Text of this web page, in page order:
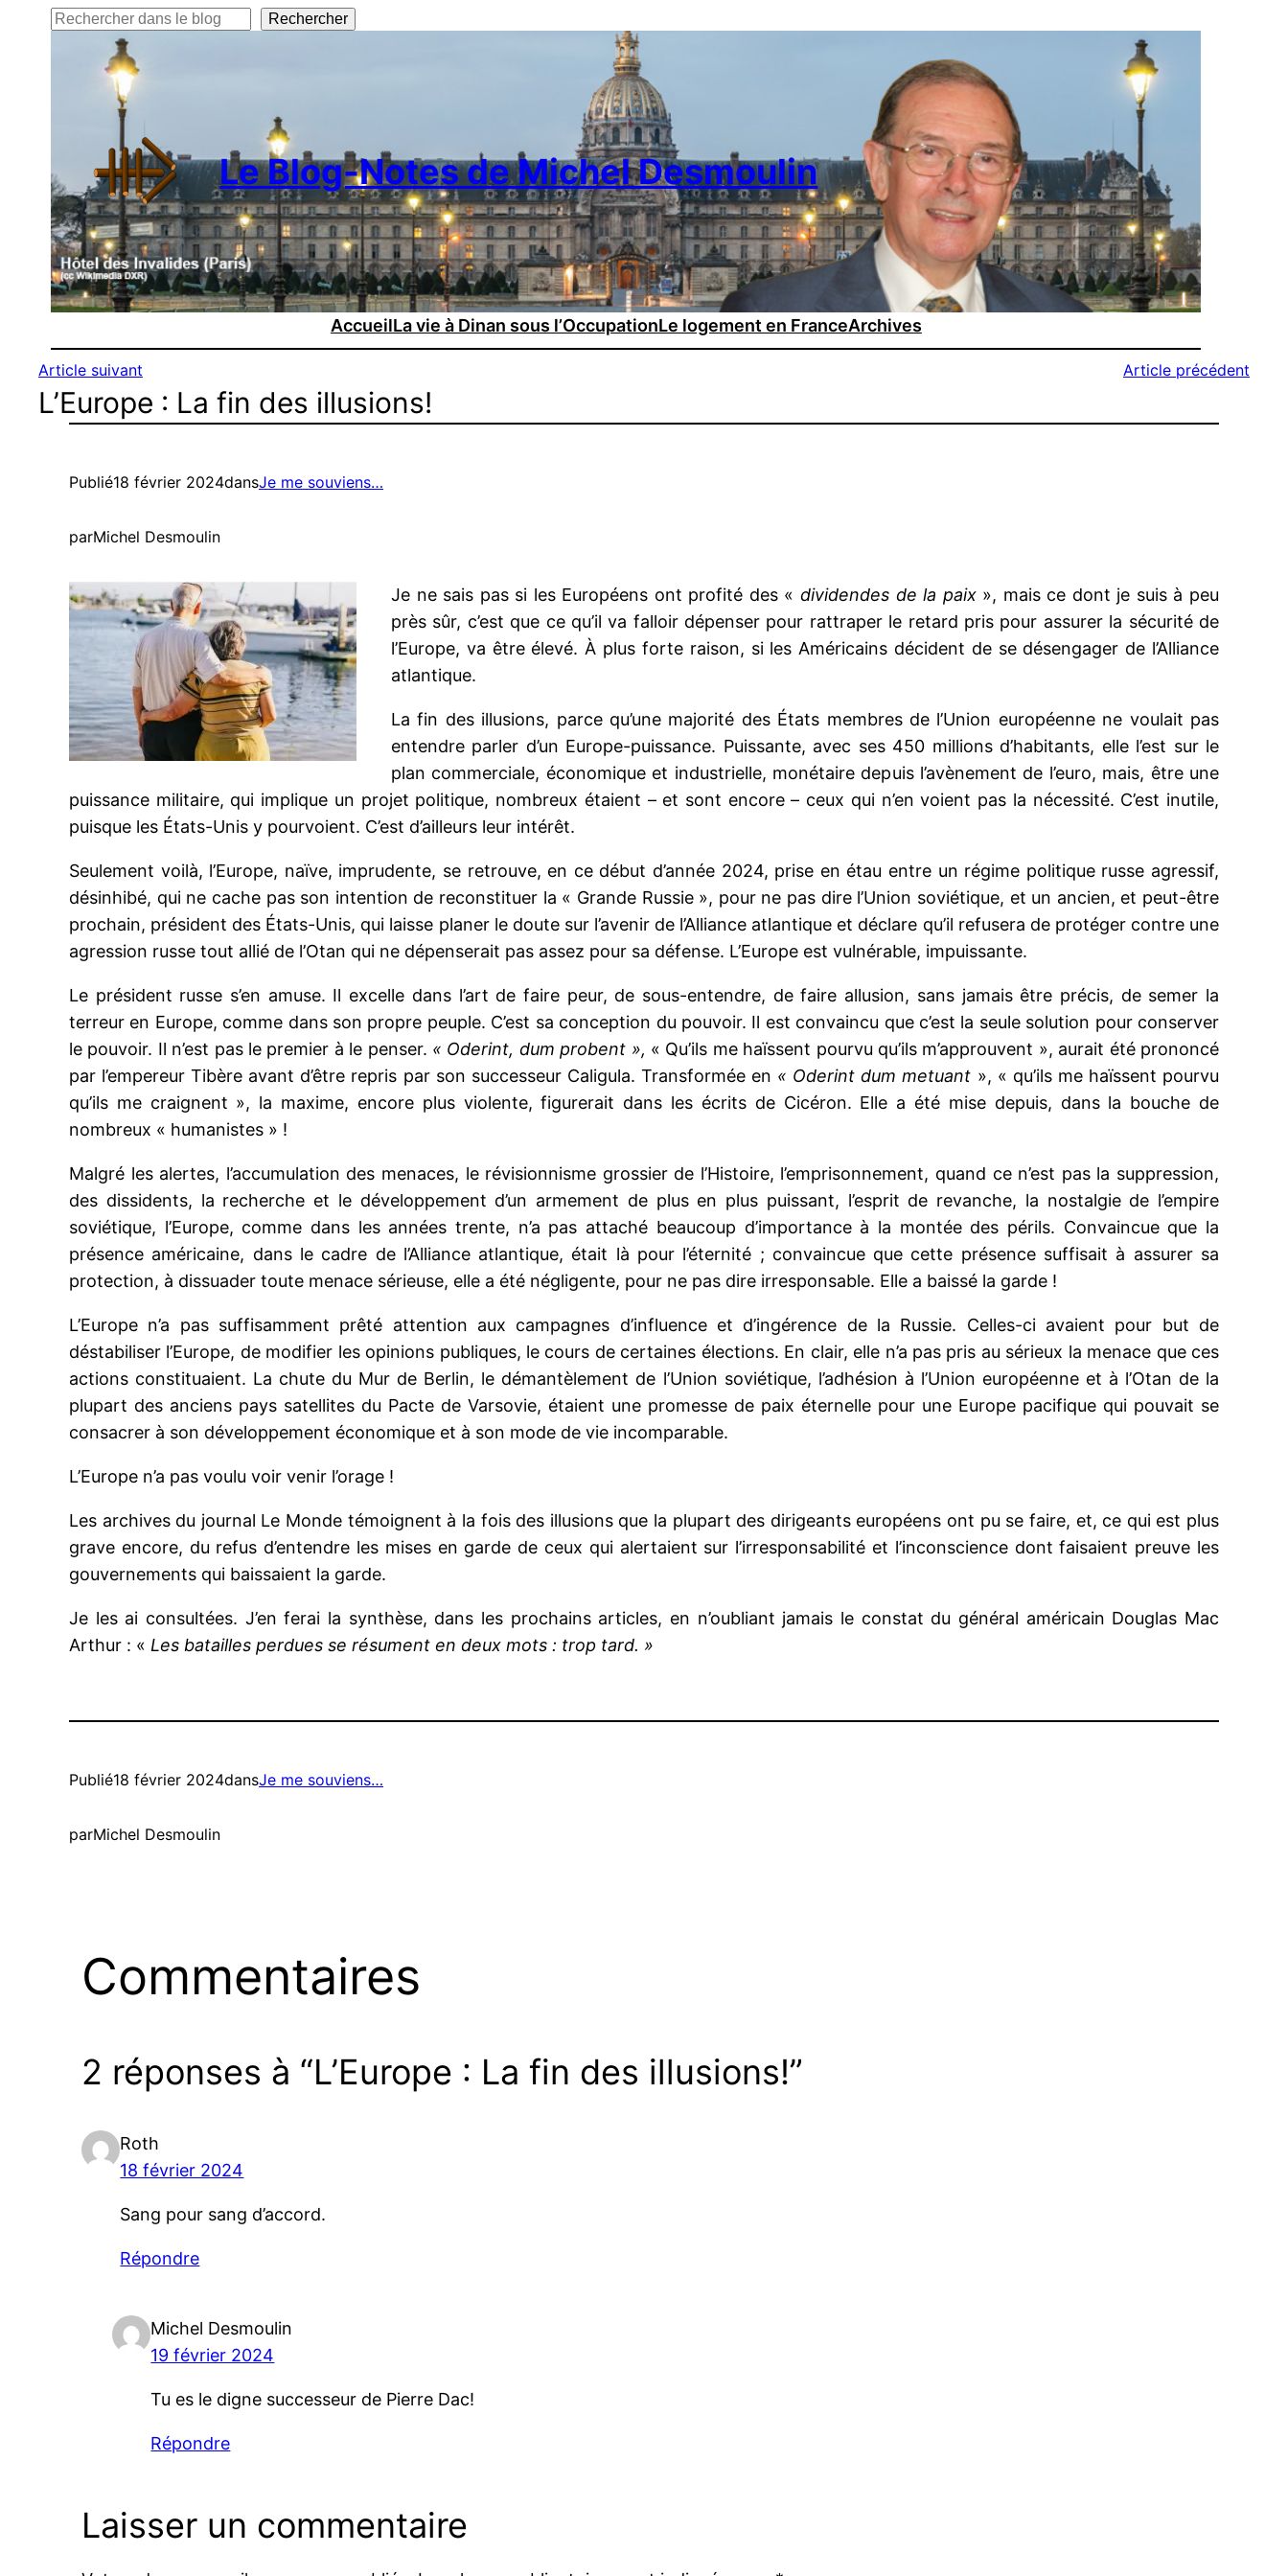
Rechercher Rechercher
Le Blog-Notes de Michel Desmoulin
AccueilLa vie à Dinan sous l’OccupationLe logement en FranceArchives
Article suivant Article précédent
L’Europe : La fin des illusions!
Publié18 février 2024dansJe me souviens…
parMichel Desmoulin
Je ne sais pas si les Européens ont profité des « dividendes de la paix», mais ce dont je suis à peu
près sûr, c’est que ce qu’il va falloir dépenser pour rattraper le retard pris pour assurer la sécurité de
l’Europe, va être élevé. À plus forte raison, si les Américains décident de se désengager de l’Alliance
atlantique.
La fin des illusions, parce qu’une majorité des États membres de l’Union européenne ne voulait pas
entendre parler d’un Europe-puissance. Puissante, avec ses 450 millions d’habitants, elle l’est sur le
plan commerciale, économique et industrielle, monétaire depuis l’avènement de l’euro, mais, être une
puissance militaire, qui implique un projet politique, nombreux étaient – et sont encore – ceux qui n’en voient pas la nécessité. C’est inutile,
puisque les États-Unis y pourvoient. C’est d’ailleurs leur intérêt.
Seulement voilà, l’Europe, naïve, imprudente, se retrouve, en ce début d’année 2024, prise en étau entre un régime politique russe agressif,
désinhibé, qui ne cache pas son intention de reconstituer la « Grande Russie », pour ne pas dire l’Union soviétique, et un ancien, et peut-être
prochain, président des États-Unis, qui laisse planer le doute sur l’avenir de l’Alliance atlantique et déclare qu’il refusera de protéger contre une
agression russe tout allié de l’Otan qui ne dépenserait pas assez pour sa défense. L’Europe est vulnérable, impuissante.
Le président russe s’en amuse. Il excelle dans l’art de faire peur, de sous-entendre, de faire allusion, sans jamais être précis, de semer la
terreur en Europe, comme dans son propre peuple. C’est sa conception du pouvoir. Il est convaincu que c’est la seule solution pour conserver
le pouvoir. Il n’est pas le premier à le penser. « Oderint, dum probent », « Qu’ils me haïssent pourvu qu’ils m’approuvent », aurait été prononcé
par l’empereur Tibère avant d’être repris par son successeur Caligula. Transformée en « Oderint dum metuant », « qu’ils me haïssent pourvu
qu’ils me craignent », la maxime, encore plus violente, figurerait dans les écrits de Cicéron. Elle a été mise depuis, dans la bouche de
nombreux « humanistes » !
Malgré les alertes, l’accumulation des menaces, le révisionnisme grossier de l’Histoire, l’emprisonnement, quand ce n’est pas la suppression,
des dissidents, la recherche et le développement d’un armement de plus en plus puissant, l’esprit de revanche, la nostalgie de l’empire
soviétique, l’Europe, comme dans les années trente, n’a pas attaché beaucoup d’importance à la montée des périls. Convaincue que la
présence américaine, dans le cadre de l’Alliance atlantique, était là pour l’éternité ; convaincue que cette présence suffisait à assurer sa
protection, à dissuader toute menace sérieuse, elle a été négligente, pour ne pas dire irresponsable. Elle a baissé la garde !
L’Europe n’a pas suffisamment prêté attention aux campagnes d’influence et d’ingérence de la Russie. Celles-ci avaient pour but de
déstabiliser l’Europe, de modifier les opinions publiques, le cours de certaines élections. En clair, elle n’a pas pris au sérieux la menace que ces
actions constituaient. La chute du Mur de Berlin, le démantèlement de l’Union soviétique, l’adhésion à l’Union européenne et à l’Otan de la
plupart des anciens pays satellites du Pacte de Varsovie, étaient une promesse de paix éternelle pour une Europe pacifique qui pouvait se
consacrer à son développement économique et à son mode de vie incomparable.
L’Europe n’a pas voulu voir venir l’orage !
Les archives du journal Le Monde témoignent à la fois des illusions que la plupart des dirigeants européens ont pu se faire, et, ce qui est plus
grave encore, du refus d’entendre les mises en garde de ceux qui alertaient sur l’irresponsabilité et l’inconscience dont faisaient preuve les
gouvernements qui baissaient la garde.
Je les ai consultées. J’en ferai la synthèse, dans les prochains articles, en n’oubliant jamais le constat du général américain Douglas Mac
Arthur : « Les batailles perdues se résument en deux mots : trop tard. »
Publié18 février 2024dansJe me souviens…
parMichel Desmoulin
Commentaires
2 réponses à “L’Europe : La fin des illusions!”
Roth
18 février 2024
Sang pour sang d’accord.
Répondre
Michel Desmoulin
19 février 2024
Tu es le digne successeur de Pierre Dac!
Répondre
Laisser un commentaire